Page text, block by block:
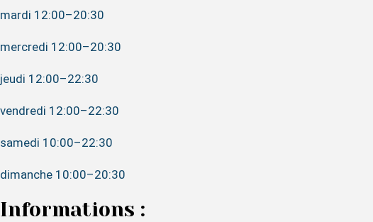
mardi 12:00–20:30
mercredi 12:00–20:30
jeudi 12:00–22:30
vendredi 12:00–22:30
samedi 10:00–22:30
dimanche 10:00–20:30
Informations :